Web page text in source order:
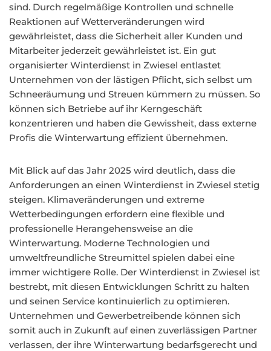
sind. Durch regelmäßige Kontrollen und schnelle
Reaktionen auf Wetterveränderungen wird
gewährleistet, dass die Sicherheit aller Kunden und
Mitarbeiter jederzeit gewährleistet ist. Ein gut
organisierter Winterdienst in Zwiesel entlastet
Unternehmen von der lästigen Pflicht, sich selbst um
Schneeräumung und Streuen kümmern zu müssen. So
können sich Betriebe auf ihr Kerngeschäft
konzentrieren und haben die Gewissheit, dass externe
Profis die Winterwartung effizient übernehmen.
Mit Blick auf das Jahr 2025 wird deutlich, dass die
Anforderungen an einen Winterdienst in Zwiesel stetig
steigen. Klimaveränderungen und extreme
Wetterbedingungen erfordern eine flexible und
professionelle Herangehensweise an die
Winterwartung. Moderne Technologien und
umweltfreundliche Streumittel spielen dabei eine
immer wichtigere Rolle. Der Winterdienst in Zwiesel ist
bestrebt, mit diesen Entwicklungen Schritt zu halten
und seinen Service kontinuierlich zu optimieren.
Unternehmen und Gewerbetreibende können sich
somit auch in Zukunft auf einen zuverlässigen Partner
verlassen, der ihre Winterwartung bedarfsgerecht und